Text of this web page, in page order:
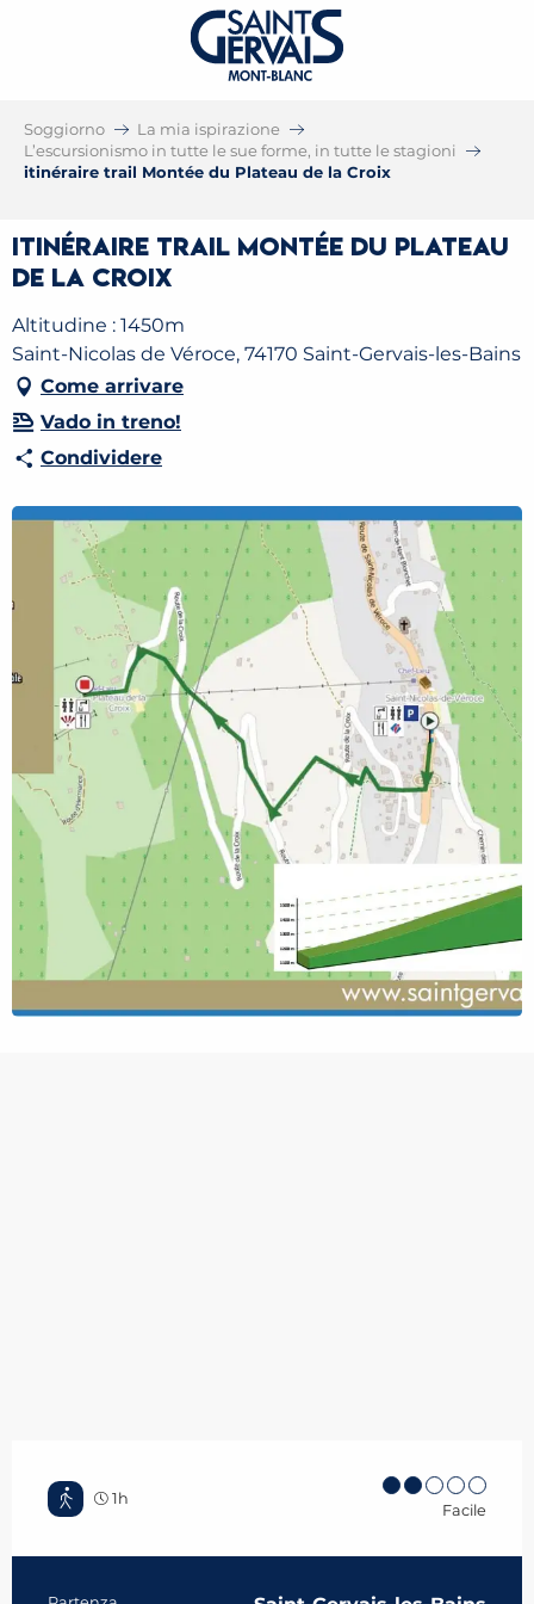
Soggiorno
La mia ispirazione
L’escursionismo in tutte le sue forme, in tutte le stagioni
itinéraire trail Montée du Plateau de la Croix
itinéraire trail Montée du Plateau
de la Croix
Altitudine : 1450m
Saint-Nicolas de Véroce, 74170 Saint-Gervais-les-Bains
Come arrivare
Vado in treno!
Condividere
1h
Facile